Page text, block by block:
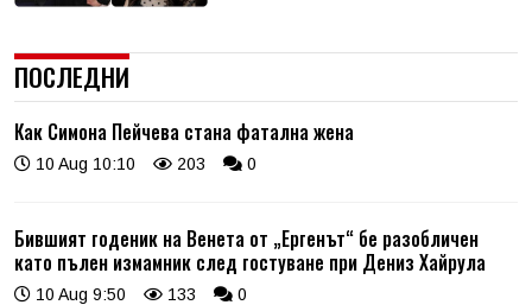
ПОСЛЕДНИ
Как Симона Пейчева стана фатална жена
10 Aug 10:10 203 0
Бившият годеник на Венета от „Ергенът“ бе разобличен
като пълен измамник след гостуване при Дениз Хайрула
10 Aug 9:50 133 0